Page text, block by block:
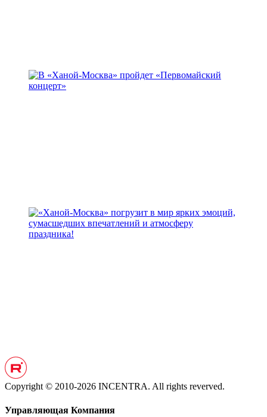
Copyright © 2010-2026 INCENTRA. All rights reverved.
Управляющая Компания